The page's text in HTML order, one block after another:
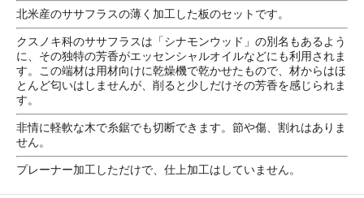
北米産のササフラスの薄く加工した板のセットです。
クスノキ科のササフラスは「シナモンウッド」の別名もあるよう
に、その独特の芳香がエッセンシャルオイルなどにも利用されま
す。この端材は用材向けに乾燥機で乾かせたもので、材からはほ
とんど匂いはしませんが、削ると少しだけその芳香を感じられま
す。
非情に軽軟な木で糸鋸でも切断できます。節や傷、割れはありま
せん。
プレーナー加工しただけで、仕上加工はしていません。